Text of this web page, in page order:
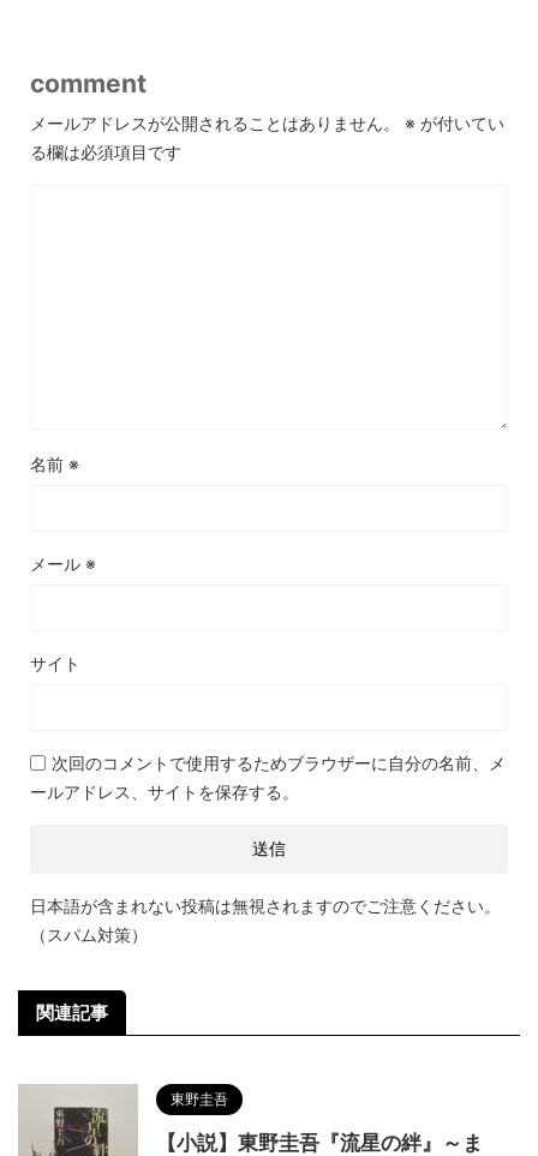
comment
メールアドレスが公開されることはありません。 ※ が付いてい
る欄は必須項目です
名前 ※
メール ※
サイト
次回のコメントで使用するためブラウザーに自分の名前、メ
ールアドレス、サイトを保存する。
日本語が含まれない投稿は無視されますのでご注意ください。
（スパム対策）
関連記事
東野圭吾
【小説】東野圭吾『流星の絆』～ま